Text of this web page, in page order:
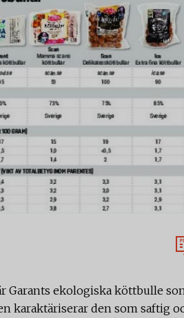
Garants ekologiska köttbulle
karaktäriserar den som saftig